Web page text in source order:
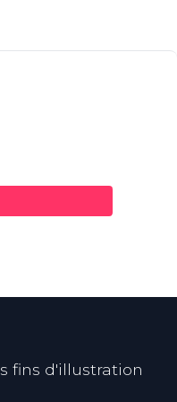
fins d'illustration